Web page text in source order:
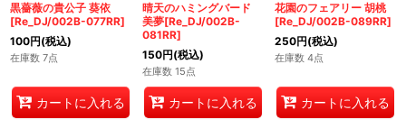
黒薔薇の貴公子 葵依
[Re_DJ/002B-077RR]
100円(税込)
在庫数 7点
カートに入れる
晴天のハミングバード
美夢[Re_DJ/002B-
081RR]
150円(税込)
在庫数 15点
カートに入れる
花園のフェアリー 胡桃
[Re_DJ/002B-089RR]
250円(税込)
在庫数 4点
カートに入れる